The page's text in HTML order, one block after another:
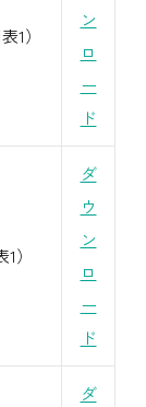
1）
ン
ロ
ー
ド
）
ダ
ウ
ン
ロ
ー
ド
ダ